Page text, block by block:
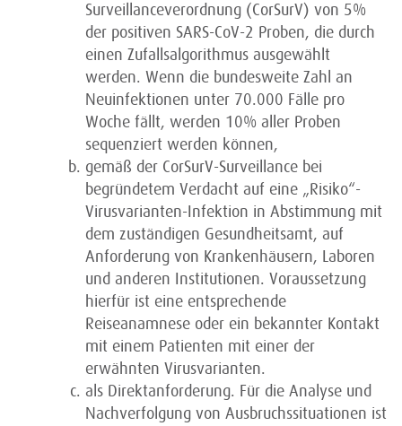
Surveillanceverordnung (CorSurV) von 5%
der positiven SARS-CoV-2 Proben, die durch
einen Zufallsalgorithmus ausgewählt
werden. Wenn die bundesweite Zahl an
Neuinfektionen unter 70.000 Fälle pro
Woche fällt, werden 10% aller Proben
sequenziert werden können,
gemäß der CorSurV-Surveillance bei
begründetem Verdacht auf eine „Risiko“-
Virusvarianten-Infektion in Abstimmung mit
dem zuständigen Gesundheitsamt, auf
Anforderung von Krankenhäusern, Laboren
und anderen Institutionen. Voraussetzung
hierfür ist eine entsprechende
Reiseanamnese oder ein bekannter Kontakt
mit einem Patienten mit einer der
erwähnten Virusvarianten.
als Direktanforderung. Für die Analyse und
Nachverfolgung von Ausbruchssituationen ist